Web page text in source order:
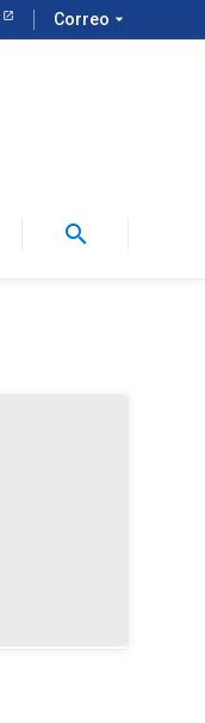
Correo arrow_drop_down
search